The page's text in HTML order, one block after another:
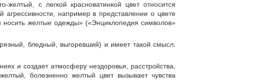
с легкой красноватинкой цвет относится
например в представлении о цвете
желтые одежды» («Энциклопедия символов»
бледный, выгоревший) и имеет такой смысл:
и создает атмосферу нездоровья, расстройства,
болезненно желтый цвет вызывает чувства